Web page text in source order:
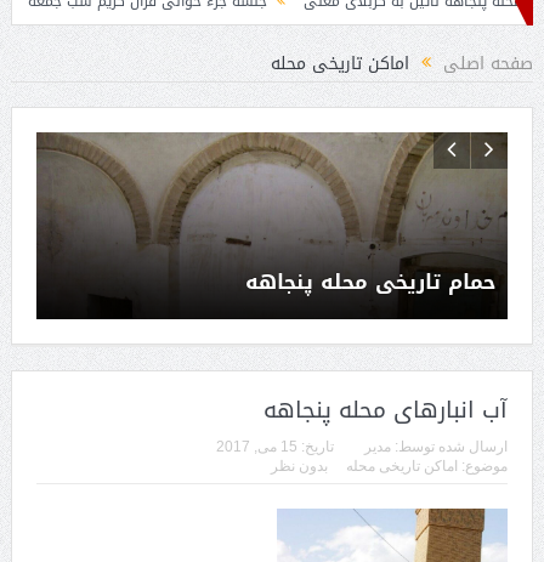
صفحه اصلی اماکن تاریخی محله
حمام تاریخی محله پنجاهه
آب انبارهای محله پنجاهه
ارسال شده توسط: مدیر تاریخ: 15 می, 2017
موضوع: اماکن تاریخی محله بدون نظر